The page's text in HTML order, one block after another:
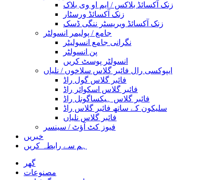
زنک آکسائڈ بلاکس / ایم او وی بلاک
زنک آکسائڈ ورسٹار
زنک آکسائڈ ویریسٹر ننگی ڈسک
جامع / پولیمر انسولٹر
نگرانی جامع انسولیٹر
پن انسولٹر
انسولٹر پوسٹ کریں
ایپوکسی رال فائبر گلاس سلاخوں / نلیاں
فائبر گلاس گول راڈ
فائبر گلاس اسکوائر راڈ
فائبر گلاس ہیکساگونل راڈ
سلیکون کے ساتھ فائبر گلاس راڈ
فائبر گلاس نلیاں
فیوز کٹ آؤٹ / سینسر
خبریں
ہم سے رابطہ کریں
گھر
مصنوعات